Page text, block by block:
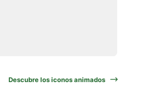
Descubre los iconos animados